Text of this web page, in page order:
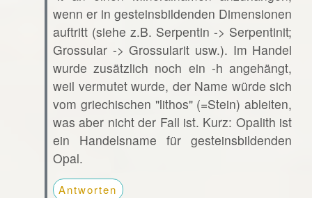
wenn er in gesteinsbildenden Dimensionen
auftritt (siehe z.B. Serpentin -> Serpentinit;
Grossular -> Grossularit usw.). Im Handel
wurde zusätzlich noch ein -h angehängt,
weil vermutet wurde, der Name würde sich
vom griechischen "lithos" (=Stein) ableiten,
was aber nicht der Fall ist. Kurz: Opalith ist
ein Handelsname für gesteinsbildenden
Opal.
Antworten